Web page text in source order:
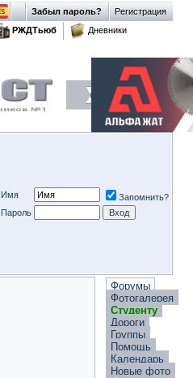
Регистрация
Забыл пароль?
РЖДТьюб
Дневники
Имя
Запомнить?
Пароль
Форумы
Фотогалерея
Студенту
Дороги
Группы
Помощь
Календарь
Новые фото